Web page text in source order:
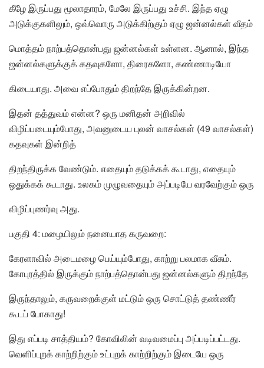
கீழே இருப்பது மூலாதாரம், மேலே இருப்பது உச்சி. இந்த ஏழு
அடுக்குகளிலும், ஒவ்வொரு அடுக்கிற்கும் ஏழு ஜன்னல்கள் வீதம்
மொத்தம் நாற்பத்தொன்பது ஜன்னல்கள் உள்ளன. ஆனால், இந்த
ஜன்னல்களுக்குக் கதவுகளோ, திரைகளோ, கண்ணாடியோ
கிடையாது. அவை எப்போதும் திறந்தே இருக்கின்றன.
இதன் தத்துவம் என்ன? ஒரு மனிதன் அறிவில்
விழிப்படையும்போது, அவனுடைய புலன் வாசல்கள் (49 வாசல்கள்)
கதவுகள் இன்றித்
திறந்திருக்க வேண்டும். எதையும் தடுக்கக் கூடாது, எதையும்
ஒதுக்கக் கூடாது. உலகம் முழுவதையும் அப்படியே வரவேற்கும் ஒரு
விழிப்புணர்வு அது.
பகுதி 4: மழையிலும் நனையாத கருவறை:
கேரளாவில் அடைமழை பெய்யும்போது, காற்று பலமாக வீசும்.
கோபுரத்தில் இருக்கும் நாற்பத்தொன்பது ஜன்னல்களும் திறந்தே
இருந்தாலும், கருவறைக்குள் மட்டும் ஒரு சொட்டுத் தண்ணீர்
கூடப் போகாது!
இது எப்படி சாத்தியம்? கோவிலின் வடிவமைப்பு அப்படிப்பட்டது.
வெளிப்புறக் காற்றிற்கும் உட்புறக் காற்றிற்கும் இடையே ஒரு